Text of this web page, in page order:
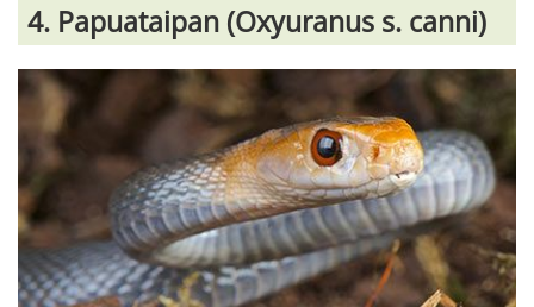
4. Papuataipan (Oxyuranus s. canni)